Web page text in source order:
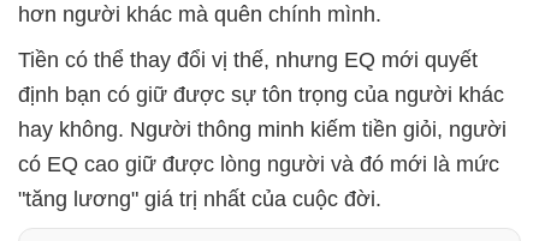
hơn người khác mà quên chính mình.
Tiền có thể thay đổi vị thế, nhưng EQ mới quyết
định bạn có giữ được sự tôn trọng của người khác
hay không. Người thông minh kiếm tiền giỏi, người
có EQ cao giữ được lòng người và đó mới là mức
"tăng lương" giá trị nhất của cuộc đời.